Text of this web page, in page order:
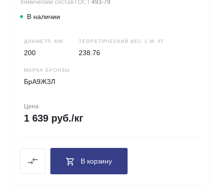
Химический состав ГОСТ 493-79
В наличии
ДИАМЕТР, ММ
200
ТЕОРЕТИЧЕСКИЙ ВЕС 1 М, КГ
238.76
МАРКА БРОНЗЫ
БрА9Ж3Л
Цена
1 639 руб./кг
В корзину